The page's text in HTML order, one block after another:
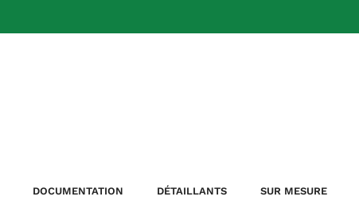
DOCUMENTATION DÉTAILLANTS SUR MESURE